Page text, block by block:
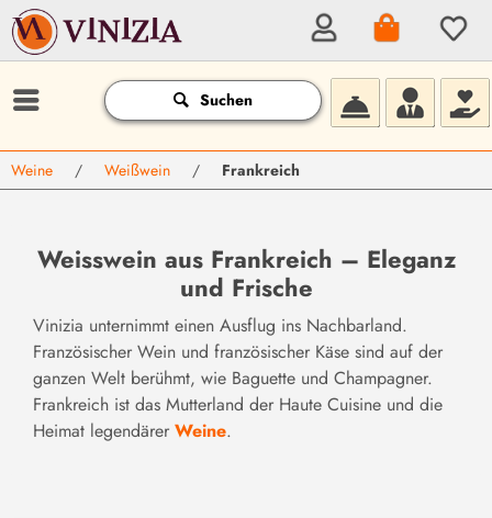
Suchen
Weine / Weißwein / Frankreich
Weisswein aus Frankreich – Eleganz
und Frische
Vinizia unternimmt einen Ausflug ins Nachbarland.
Französischer Wein und französischer Käse sind auf der
ganzen Welt berühmt, wie Baguette und Champagner.
Frankreich ist das Mutterland der Haute Cuisine und die
Heimat legendärer Weine.